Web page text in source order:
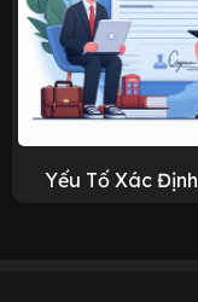
Yếu Tố Xác